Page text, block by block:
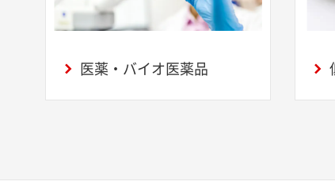
医薬・バイオ医薬品